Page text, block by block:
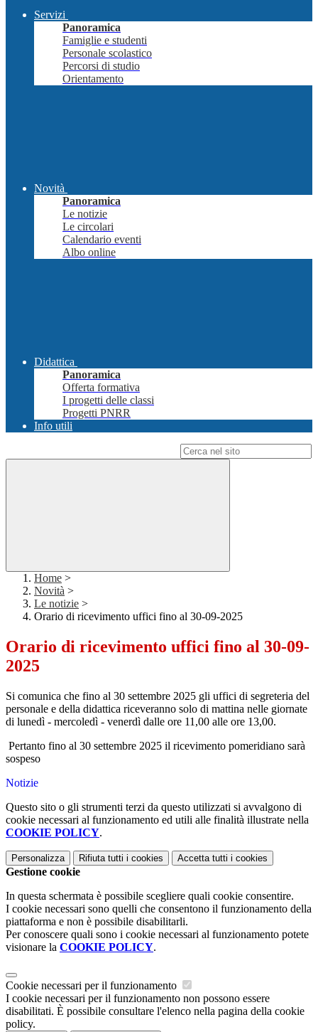
Servizi
Panoramica
Famiglie e studenti
Personale scolastico
Percorsi di studio
Orientamento
Novità
Panoramica
Le notizie
Le circolari
Calendario eventi
Albo online
Didattica
Panoramica
Offerta formativa
I progetti delle classi
Progetti PNRR
Info utili
Home >
Novità >
Le notizie >
Orario di ricevimento uffici fino al 30-09-2025
Orario di ricevimento uffici fino al 30-09-
2025
Si comunica che fino al 30 settembre 2025 gli uffici di segreteria del
personale e della didattica riceveranno solo di mattina nelle giornate
di lunedì - mercoledì - venerdì dalle ore 11,00 alle ore 13,00.
Pertanto fino al 30 settembre 2025 il ricevimento pomeridiano sarà
sospeso
Notizie
Questo sito o gli strumenti terzi da questo utilizzati si avvalgono di
cookie necessari al funzionamento ed utili alle finalità illustrate nella
COOKIE POLICY.
Personalizza Rifiuta tutti i cookies Accetta tutti i cookies
Gestione cookie
In questa schermata è possibile scegliere quali cookie consentire.
I cookie necessari sono quelli che consentono il funzionamento della
piattaforma e non è possibile disabilitarli.
Per conoscere quali sono i cookie necessari al funzionamento potete
visionare la COOKIE POLICY.
Cookie necessari per il funzionamento
I cookie necessari per il funzionamento non possono essere
disabilitati. È possibile consultare l'elenco nella pagina della cookie
policy.